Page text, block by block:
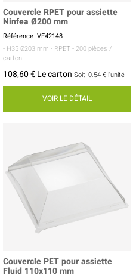
Couvercle RPET pour assiette
Ninfea Ø200 mm
Référence :VF42148
- H35 Ø203 mm - RPET - 200 pièces /
carton
108,60 € Le carton Soit 0.54 € l'unité
VOIR LE DÉTAIL
Couvercle PET pour assiette
Fluid 110x110 mm